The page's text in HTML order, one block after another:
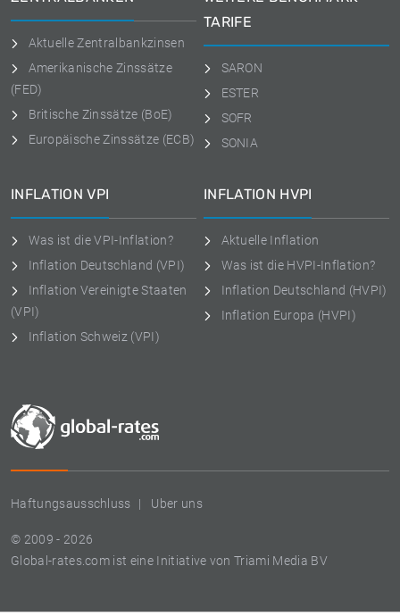
Haftungsausschluss Uber uns
© 2009 - 2026
Global-rates.com ist eine Initiative von Triami Media BV
Aktuelle Zentralbankzinsen
Amerikanische Zinssätze
(FED)
Britische Zinssätze (BoE)
Europäische Zinssätze (ECB)
TARIFE
SARON
ESTER
SOFR
SONIA
INFLATION VPI
Was ist die VPI-Inflation?
Inflation Deutschland (VPI)
Inflation Vereinigte Staaten
(VPI)
Inflation Schweiz (VPI)
INFLATION HVPI
Aktuelle Inflation
Was ist die HVPI-Inflation?
Inflation Deutschland (HVPI)
Inflation Europa (HVPI)